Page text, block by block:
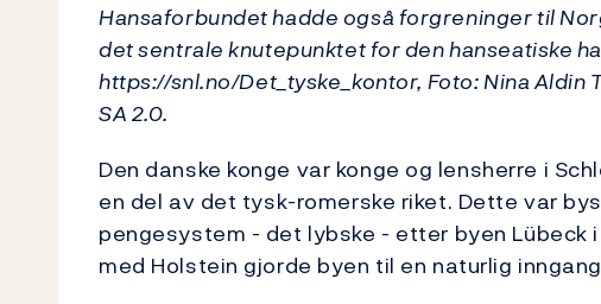
Hansaforbundet hadde også forgreninger til
det sentrale knutepunktet for den hanseatiske
https://snl.no/Det_tyske_kontor, Foto: Nina Aldin
SA 2.0.
Den danske konge var konge og lensherre i
en del av det tysk-romerske riket. Dette var
pengesystem - det lybske - etter byen Lübeck
med Holstein gjorde byen til en naturlig